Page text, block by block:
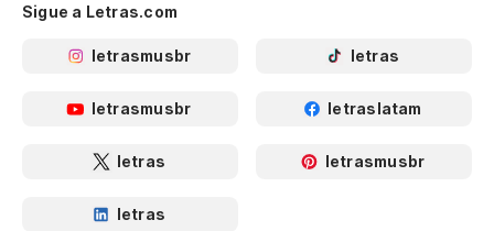
Sigue a Letras.com
letrasmusbr letras
letrasmusbr letraslatam
letras letrasmusbr
letras